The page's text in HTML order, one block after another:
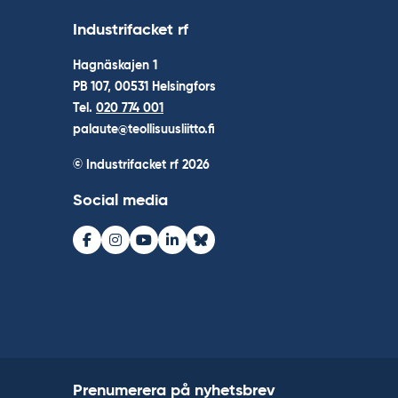
Industrifacket rf
Hagnäskajen 1
PB 107, 00531 Helsingfors
Tel. 020 774 001
palaute@teollisuusliitto.fi
© Industrifacket rf 2026
Social media
Facebook
Instagram
Youtube
LinkedInBluesky
Prenumerera på nyhetsbrev